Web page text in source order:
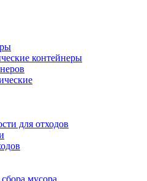
контейнеры
для отходов
мусора